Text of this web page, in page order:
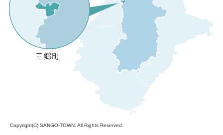
Copyright(C) SANGO-TOWN. All Rights Reserved.